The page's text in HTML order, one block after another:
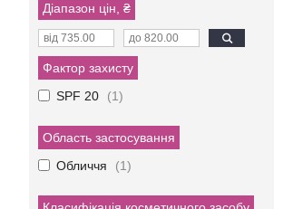
Діапазон цін, ₴
Фактор захисту
SPF 20
1
Область застосування
Обличчя
1